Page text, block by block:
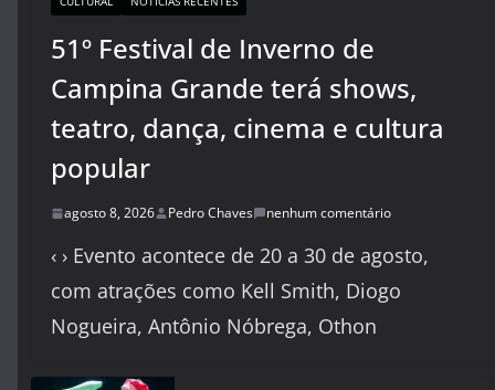
51º Festival de Inverno de
Campina Grande terá shows,
teatro, dança, cinema e cultura
popular
agosto 8, 2026 Pedro Chaves nenhum comentário
‹ › Evento acontece de 20 a 30 de agosto,
com atrações como Kell Smith, Diogo
Nogueira, Antônio Nóbrega, Othon